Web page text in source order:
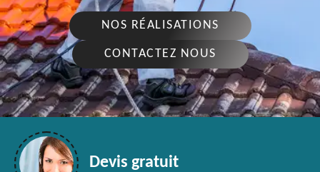
NOS RÉALISATIONS
CONTACTEZ NOUS
Devis gratuit